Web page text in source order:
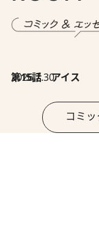
2026.7.30
第15話 アイス
コミ